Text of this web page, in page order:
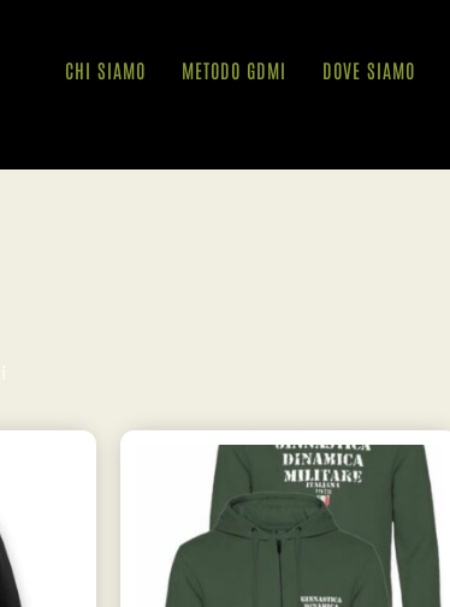
CHI SIAMO METODO GDMI DOVE SIAMO